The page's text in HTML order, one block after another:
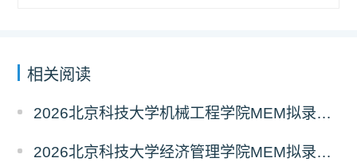
相关阅读
2026北京科技大学机械工程学院MEM拟录取分析解读
2026北京科技大学经济管理学院MEM拟录取分析解读